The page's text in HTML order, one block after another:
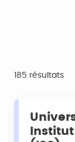
185 résultats